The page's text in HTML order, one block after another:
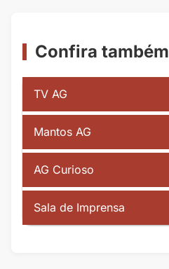
Confira também
TV AG
Mantos AG
AG Curioso
Sala de Imprensa